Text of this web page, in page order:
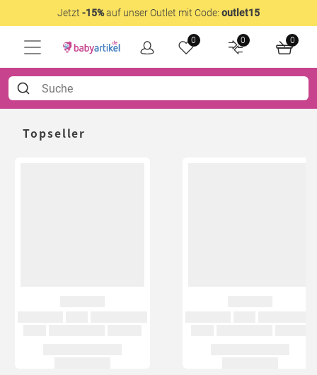
Jetzt -15%auf unser Outlet mit Code: outlet15
0 0 0
Topseller